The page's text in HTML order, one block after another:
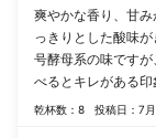
爽やかな香り、甘
っきりとした酸味
号酵母系の味です
べるとキレがある印
乾杯数：8 投稿日：7